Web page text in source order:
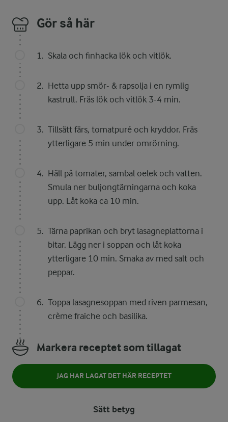
Gör så här
Skala och finhacka lök och vitlök.
Hetta upp smör- & rapsolja i en rymlig
kastrull. Fräs lök och vitlök 3-4 min.
Tillsätt färs, tomatpuré och kryddor. Fräs
ytterligare 5 min under omrörning.
Häll på tomater, sambal oelek och vatten.
Smula ner buljongtärningarna och koka
upp. Låt koka ca 10 min.
Tärna paprikan och bryt lasagneplattorna i
bitar. Lägg ner i soppan och låt koka
ytterligare 10 min. Smaka av med salt och
peppar.
Toppa lasagnesoppan med riven parmesan,
crème fraiche och basilika.
Markera receptet som tillagat
JAG HAR LAGAT DET HÄR RECEPTET
Sätt betyg